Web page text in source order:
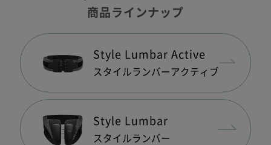
商品ラインナップ
Style Lumbar Active
スタイルランバー アクティブ
Style Lumbar
スタイルランバー